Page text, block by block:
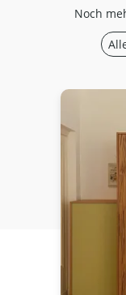
Noch